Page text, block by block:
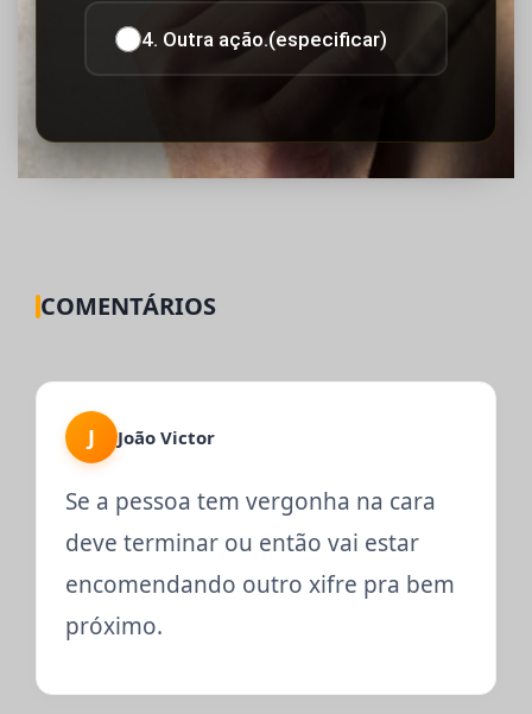
4. Outra ação.(especificar)
COMENTÁRIOS
J João Victor
Se a pessoa tem vergonha na cara
deve terminar ou então vai estar
encomendando outro xifre pra bem
próximo.